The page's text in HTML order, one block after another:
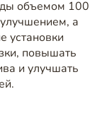
объемом 100
а
установки
повышать
и улучшать